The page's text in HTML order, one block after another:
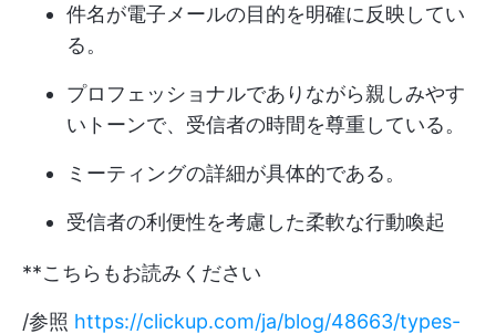
件名が電子メールの目的を明確に反映してい
る。
プロフェッショナルでありながら親しみやす
いトーンで、受信者の時間を尊重している。
ミーティングの詳細が具体的である。
受信者の利便性を考慮した柔軟な行動喚起
**こちらもお読みください
/参照 https://clickup.com/ja/blog/48663/types-